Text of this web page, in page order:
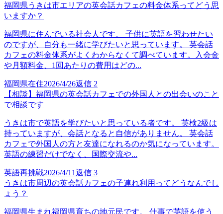
福岡県うきは市エリアの英会話カフェの料金体系ってどう思
いますか？
福岡県に住んでいる社会人です。 子供に英語を習わせたい
のですが、自分も一緒に学びたいと思っています。 英会話
カフェの料金体系がよくわからなくて調べています。入会金
や月額料金、1回あたりの費用はどの...
福岡県在住2026/4/26返信 2
【相談】福岡県の英会話カフェでの外国人との出会いのこと
で相談です
うきは市で英語を学びたいと思っている者です。 英検2級は
持っていますが、会話となると自信がありません。 英会話
カフェで外国人の方と友達になれるのか気になっています。
英語の練習だけでなく、国際交流や...
英語再挑戦2026/4/11返信 3
うきは市周辺の英会話カフェの子連れ利用ってどうなんでし
ょう？
福岡県生まれ福岡県育ちの地元民です。 仕事で英語を使う